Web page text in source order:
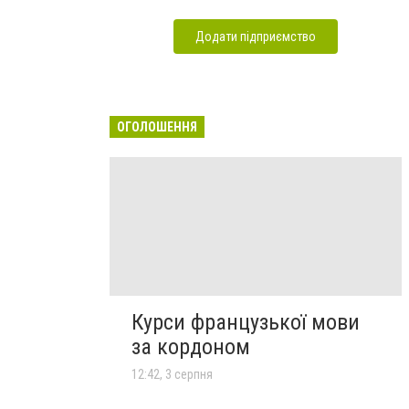
Додати підприємство
ОГОЛОШЕННЯ
Курси французької мови
за кордоном
12:42, 3 серпня